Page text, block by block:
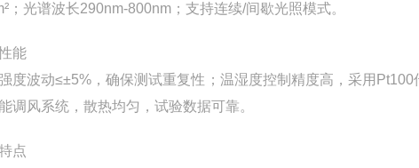
；光谱波长290nm-800nm；支持连续/间歇光照模式。
能
度波动≤±5%，确保测试重复性；温湿度控制精度高，采用
调风系统，散热均匀，试验数据可靠。
点